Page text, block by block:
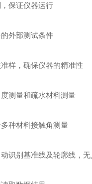
保证仪器运行
外部测试条件
样，确保仪器的精准性
测量和疏水材料测量
种材料接触角测量
别基准线及轮廓线，无